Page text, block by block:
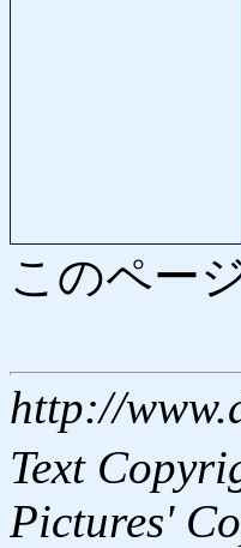
このペー
http://
Text
Pictures'